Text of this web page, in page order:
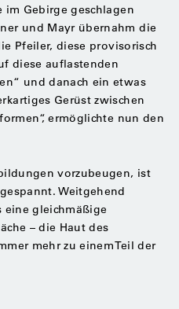
im Gebirge geschlagen
und Mayr übernahm die
Pfeiler, diese provisorisch
diese auflastenden
und danach ein etwas
Gerüst zwischen
ermöglichte nun den
vorzubeugen, ist
Weitgehend
gleichmäßige
– die Haut des
mehr zu einem Teil der